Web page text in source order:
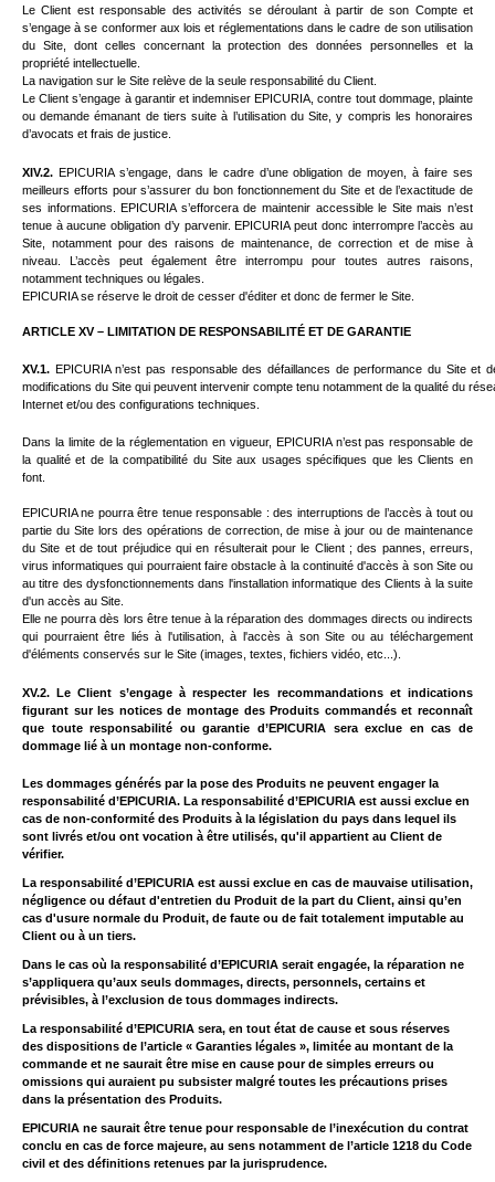
Le Client est responsable des activités se déroulant à partir de son Compte et
s’engage à se conformer aux lois et réglementations dans le cadre de son utilisation
du Site, dont celles concernant la protection des données personnelles et la
propriété intellectuelle.
La navigation sur le Site relève de la seule responsabilité du Client.
Le Client s’engage à garantir et indemniser EPICURIA , contre tout dommage, plainte
ou demande émanant de tiers suite à l’utilisation du Site, y compris les honoraires
d’avocats et frais de justice.
XIV.2. EPICURIA s’engage, dans le cadre d’une obligation de moyen, à faire ses
meilleurs efforts pour s’assurer du bon fonctionnement du Site et de l’exactitude de
ses informations. EPICURIA s’efforcera de maintenir accessible le Site mais n’est
tenue à aucune obligation d’y parvenir. EPICURIA peut donc interrompre l’accès au
Site, notamment pour des raisons de maintenance, de correction et de mise à
niveau. L’accès peut également être interrompu pour toutes autres raisons,
notamment techniques ou légales.
EPICURIA se réserve le droit de cesser d'éditer et donc de fermer le Site.
ARTICLE XV – LIMITATION DE RESPONSABILITÉ ET DE GARANTIE
XV.1. EPICURIA n’est pas responsable des défaillances de performance du Site et
modifications du Site qui peuvent intervenir compte tenu notamment de la qualité du
Internet et/ou des configurations techniques.
Dans la limite de la réglementation en vigueur, EPICURIA n’est pas responsable de
la qualité et de la compatibilité du Site aux usages spécifiques que les Clients en
font.
EPICURIA ne pourra être tenue responsable : des interruptions de l’accès à tout ou
partie du Site lors des opérations de correction, de mise à jour ou de maintenance
du Site et de tout préjudice qui en résulterait pour le Client ; des pannes, erreurs,
virus informatiques qui pourraient faire obstacle à la continuité d'accès à son Site ou
au titre des dysfonctionnements dans l'installation informatique des Clients à la suite
d'un accès au Site.
Elle ne pourra dès lors être tenue à la réparation des dommages directs ou indirects
qui pourraient être liés à l'utilisation, à l'accès à son Site ou au téléchargement
d'éléments conservés sur le Site (images, textes, fichiers vidéo, etc...).
XV.2. Le Client s’engage à respecter les recommandations et indications
figurant sur les notices de montage des Produits commandés et reconnaît
que toute responsabilité ou garantie d’EPICURIA sera exclue en cas de
dommage lié à un montage non-conforme.
Les dommages générés par la pose des Produits ne peuvent engager la
responsabilité d’EPICURIA. La responsabilité d’EPICURIA est aussi exclue en
cas de non-conformité des Produits à la législation du pays dans lequel ils
sont livrés et/ou ont vocation à être utilisés, qu'il appartient au Client de
vérifier.
La responsabilité d’EPICURIA est aussi exclue en cas de mauvaise utilisation,
négligence ou défaut d'entretien du Produit de la part du Client, ainsi qu’en
cas d'usure normale du Produit, de faute ou de fait totalement imputable au
Client ou à un tiers.
Dans le cas où la responsabilité d’EPICURIA serait engagée, la réparation ne
s’appliquera qu’aux seuls dommages, directs, personnels, certains et
prévisibles, à l’exclusion de tous dommages indirects.
La responsabilité d’EPICURIA sera, en tout état de cause et sous réserves
des dispositions de l’article « Garanties légales », limitée au montant de la
commande et ne saurait être mise en cause pour de simples erreurs ou
omissions qui auraient pu subsister malgré toutes les précautions prises
dans la présentation des Produits.
EPICURIA ne saurait être tenue pour responsable de l’inexécution du contrat
conclu en cas de force majeure, au sens notamment de l’article 1218 du Code
civil et des définitions retenues par la jurisprudence.